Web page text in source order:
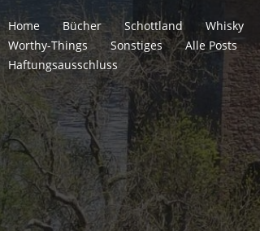
Home Bücher Schottland Whisky
Worthy-Things
Sonstiges Alle Posts
Haftungsausschluss